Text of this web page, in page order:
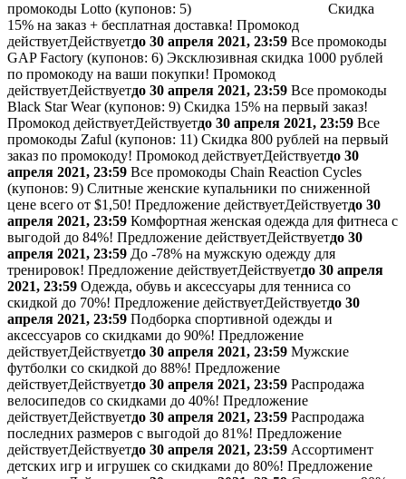
промокоды Lotto (купонов: 5)
Скидка
15% на заказ + бесплатная доставка! Промокод
действуетДействуетдо 30 апреля 2021, 23:59 Все промокоды
GAP Factory (купонов: 6) Эксклюзивная скидка 1000 рублей
по промокоду на ваши покупки! Промокод
действуетДействуетдо 30 апреля 2021, 23:59 Все промокоды
Black Star Wear (купонов: 9) Скидка 15% на первый заказ!
Промокод действуетДействуетдо 30 апреля 2021, 23:59 Все
промокоды Zaful (купонов: 11) Скидка 800 рублей на первый
заказ по промокоду! Промокод действуетДействуетдо 30
апреля 2021, 23:59 Все промокоды Chain Reaction Cycles
(купонов: 9) Слитные женские купальники по сниженной
цене всего от $1,50! Предложение действуетДействуетдо 30
апреля 2021, 23:59 Комфортная женская одежда для фитнеса с
выгодой до 84%! Предложение действуетДействуетдо 30
апреля 2021, 23:59 До -78% на мужскую одежду для
тренировок! Предложение действуетДействуетдо 30 апреля
2021, 23:59 Одежда, обувь и аксессуары для тенниса со
скидкой до 70%! Предложение действуетДействуетдо 30
апреля 2021, 23:59 Подборка спортивной одежды и
аксессуаров со скидками до 90%! Предложение
действуетДействуетдо 30 апреля 2021, 23:59 Мужские
футболки со скидкой до 88%! Предложение
действуетДействуетдо 30 апреля 2021, 23:59 Распродажа
велосипедов со скидками до 40%! Предложение
действуетДействуетдо 30 апреля 2021, 23:59 Распродажа
последних размеров с выгодой до 81%! Предложение
действуетДействуетдо 30 апреля 2021, 23:59 Ассортимент
детских игр и игрушек со скидками до 80%! Предложение